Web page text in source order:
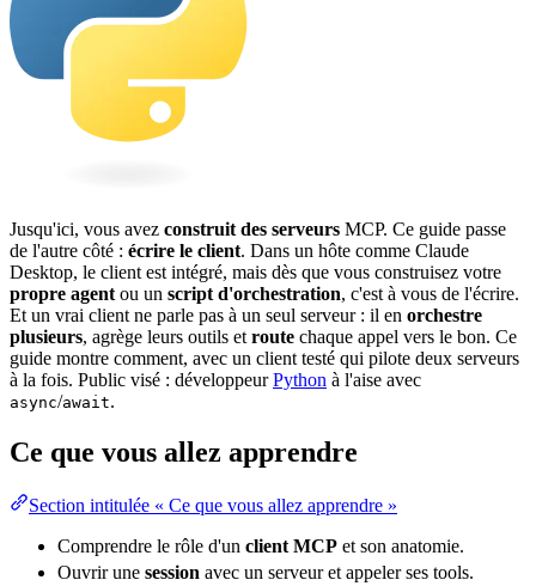
Jusqu'ici, vous avez construit des serveurs MCP. Ce guide passe
de l'autre côté : écrire le client. Dans un hôte comme Claude
Desktop, le client est intégré, mais dès que vous construisez votre
propre agent ou un script d'orchestration, c'est à vous de l'écrire.
Et un vrai client ne parle pas à un seul serveur : il en orchestre
plusieurs, agrège leurs outils et route chaque appel vers le bon. Ce
guide montre comment, avec un client testé qui pilote deux serveurs
à la fois. Public visé : développeurPython à l'aise avec
async/await.
Ce que vous allez apprendre
Section intitulée « Ce que vous allez apprendre »
Comprendre le rôle d'un client MCP et son anatomie.
Ouvrir une session avec un serveur et appeler ses tools.